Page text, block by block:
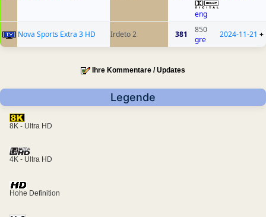
eng
Nova Sports Extra 3 HD Irdeto 2 381
850
gre
2024-11-21 +
Ihre Kommentare / Updates
Legende
8K - Ultra HD
4K - Ultra HD
Hohe Definition